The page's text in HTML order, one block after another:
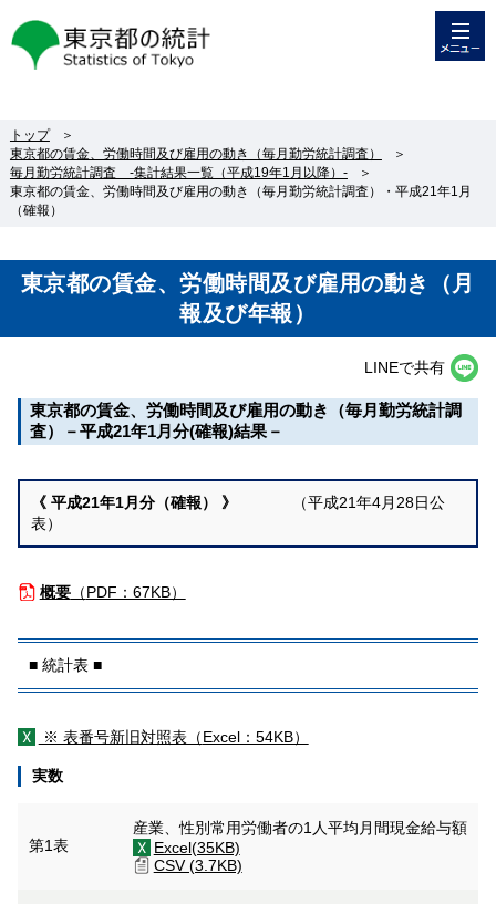
東京都の統計
トップ
＞
東京都の賃金、労働時間及び雇用の動き（毎月勤労統計調査）
＞
毎月勤労統計調査 -集計結果一覧（平成19年1月以降）-
＞
東京都の賃金、労働時間及び雇用の動き（毎月勤労統計調査）・平成21年1月
（確報）
東京都の賃金、労働時間及び雇用の動き（月
報及び年報）
LINEで共有
東京都の賃金、労働時間及び雇用の動き（毎月勤労統計調
査）－平成21年1月分(確報)結果－
《 平成21年1月分（確報） 》
（平成21年4月28日公
表）
概要（PDF：67KB）
■ 統計表 ■
※ 表番号新旧対照表（Excel：54KB）
実数
第1表
産業、性別常用労働者の1人平均月間現金給与額
Excel(35KB)
CSV (3.7KB)